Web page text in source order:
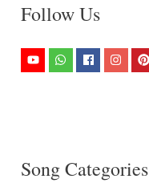
Follow Us
Song Categories